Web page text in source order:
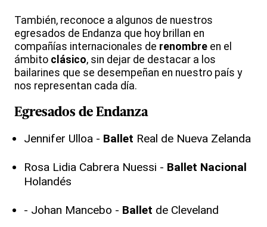
También, reconoce a algunos de nuestros
egresados de Endanza que hoy brillan en
compañías internacionales de renombre en el
ámbito clásico, sin dejar de destacar a los
bailarines que se desempeñan en nuestro país y
nos representan cada día.
Egresados de Endanza
Jennifer Ulloa - Ballet Real de Nueva Zelanda
Rosa Lidia Cabrera Nuessi - Ballet Nacional
Holandés
- Johan Mancebo - Ballet de Cleveland